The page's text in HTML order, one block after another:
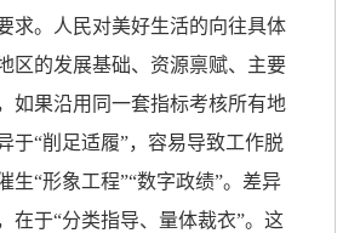
求。人民对美好生活的向往具体
区的发展基础、资源禀赋、主要
如果沿用同一套指标考核所有地
于“削足适履”，容易导致工作脱
生“形象工程”“数字政绩”。差异
在于“分类指导、量体裁衣”。这